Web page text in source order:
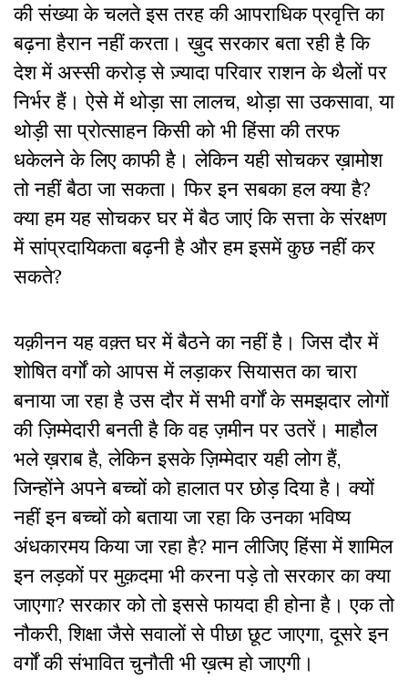
की संख्या के चलते इस तरह की आपराधिक प्रवृत्ति का
बढ़ना हैरान नहीं करता। ख़ुद सरकार बता रही है कि
देश में अस्सी करोड़ से ज़्यादा परिवार राशन के थैलों पर
निर्भर हैं। ऐसे में थोड़ा सा लालच, थोड़ा सा उकसावा, या
थोड़ी सा प्रोत्साहन किसी को भी हिंसा की तरफ
धकेलने के लिए काफी है। लेकिन यही सोचकर ख़ामोश
तो नहीं बैठा जा सकता। फिर इन सबका हल क्या है?
क्या हम यह सोचकर घर में बैठ जाएं कि सत्ता के संरक्षण
में सांप्रदायिकता बढ़नी है और हम इसमें कुछ नहीं कर
सकते?
यक़ीनन यह वक़्त घर में बैठने का नहीं है। जिस दौर में
शोषित वर्गों को आपस में लड़ाकर सियासत का चारा
बनाया जा रहा है उस दौर में सभी वर्गों के समझदार लोगों
की ज़िम्मेदारी बनती है कि वह ज़मीन पर उतरें। माहौल
भले ख़राब है, लेकिन इसके ज़िम्मेदार यही लोग हैं,
जिन्होंने अपने बच्चों को हालात पर छोड़ दिया है। क्यों
नहीं इन बच्चों को बताया जा रहा कि उनका भविष्य
अंधकारमय किया जा रहा है? मान लीजिए हिंसा में शामिल
इन लड़कों पर मुक़दमा भी करना पड़े तो सरकार का क्या
जाएगा? सरकार को तो इससे फायदा ही होना है। एक तो
नौकरी, शिक्षा जैसे सवालों से पीछा छूट जाएगा, दूसरे इन
वर्गों की संभावित चुनौती भी ख़त्म हो जाएगी।